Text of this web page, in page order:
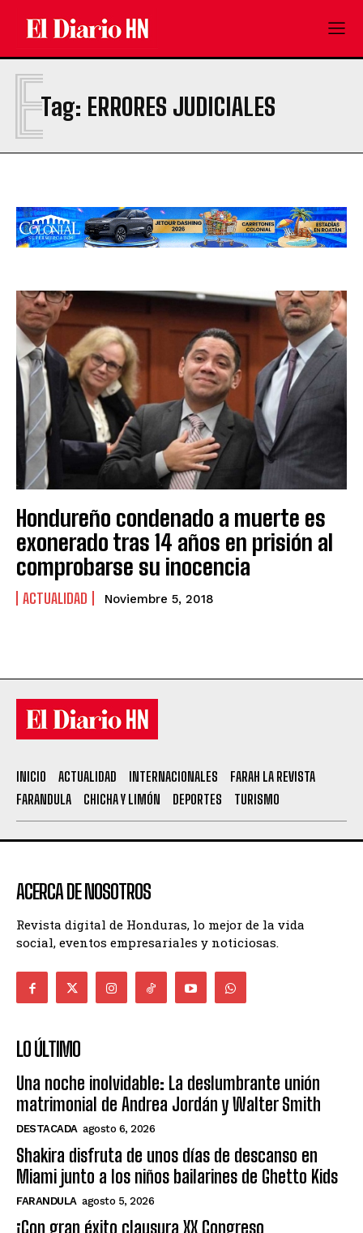
Tag: ERRORES JUDICIALES
E
Hondureño condenado a muerte es
exonerado tras 14 años en prisión al
comprobarse su inocencia
ACTUALIDAD Noviembre 5, 2018
INICIO ACTUALIDAD INTERNACIONALES
FARAH LA REVISTA
FARANDULA
CHICHA Y LIMÓN DEPORTES TURISMO
ACERCA DE NOSOTROS
Revista digital de Honduras, lo mejor de la vida
social, eventos empresariales y noticiosas.
LO ÚLTIMO
Una noche inolvidable: La deslumbrante unión
matrimonial de Andrea Jordán y Walter Smith
DESTACADA agosto 6, 2026
Shakira disfruta de unos días de descanso en
Miami junto a los niños bailarines de Ghetto Kids
FARANDULA agosto 5, 2026
¡Con gran éxito clausura XX Congreso